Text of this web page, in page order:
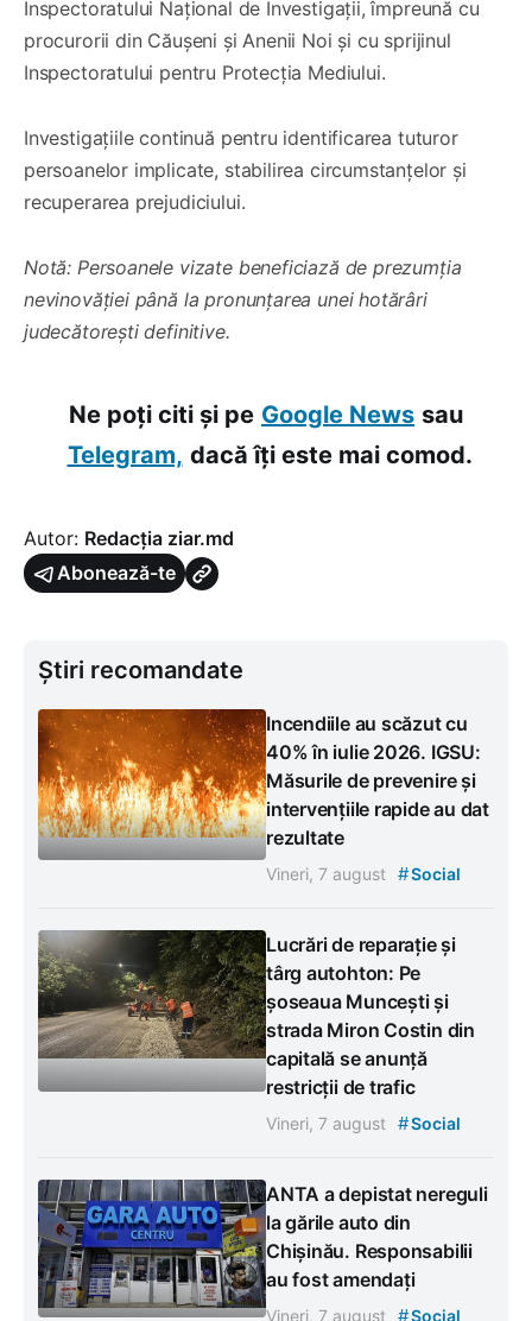
Inspectoratului Național de Investigații, împreună cu
procurorii din Căușeni și Anenii Noi și cu sprijinul
Inspectoratului pentru Protecția Mediului.
Investigațiile continuă pentru identificarea tuturor
persoanelor implicate, stabilirea circumstanțelor și
recuperarea prejudiciului.
Notă: Persoanele vizate beneficiază de prezumția
nevinovăției până la pronunțarea unei hotărâri
judecătorești definitive.
Ne poți citi și pe Google News sau
Telegram, dacă îți este mai comod.
Autor: Redacția ziar.md
Abonează-te
Știri recomandate
Incendiile au scăzut cu
40% în iulie 2026. IGSU:
Măsurile de prevenire și
intervențiile rapide au dat
rezultate
Vineri, 7 august #Social
Lucrări de reparație și
târg autohton: Pe
șoseaua Muncești și
strada Miron Costin din
capitală se anunță
restricții de trafic
Vineri, 7 august #Social
ANTA a depistat nereguli
la gările auto din
Chișinău. Responsabilii
au fost amendați
Vineri, 7 august #Social